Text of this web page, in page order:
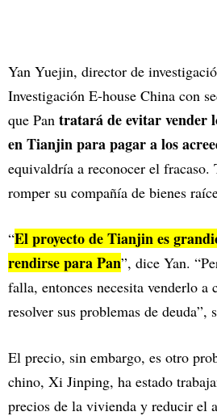
Yan Yuejin, director de
Investigación E-house China con
que Pan tratará de evitar vender
en Tianjin para pagar a los
equivaldría a reconocer el
romper su compañía de bienes
“El proyecto de Tianjin es
rendirse para Pan”, dice Yan.
falla, entonces necesita venderlo a
resolver sus problemas de deuda”,
El precio, sin embargo, es otro
chino, Xi Jinping, ha estado
precios de la vivienda y reducir el